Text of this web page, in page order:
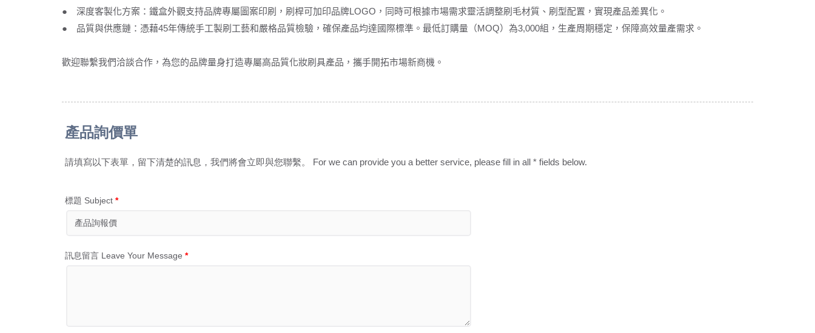
● 深度客製化方案：鐵盒外觀支持品牌專屬圖案印刷，刷桿可加印品牌LOGO，同時可根據市場需求靈活調整刷毛材質、刷型配置，實現產品差異化。
● 品質與供應鏈：憑藉45年傳統手工製刷工藝和嚴格品質檢驗，確保產品均達國際標準。最低訂購量（MOQ）為3,000組，生產周期穩定，保障高效量產需求。
歡迎聯繫我們洽談合作，為您的品牌量身打造專屬高品質化妝刷具產品，攜手開拓市場新商機。